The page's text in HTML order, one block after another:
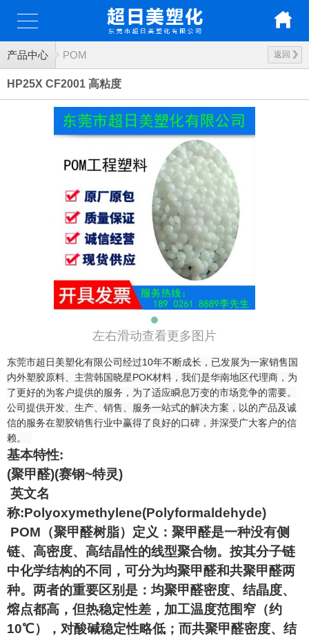
产品中心 返回
POM
HP25X CF2001 高粘度
左右滑动查看更多图片
东莞市超日美塑化有限公司经过10年不断成长，已发展为一家销售国
内外塑胶原料、主营韩国晓星POK材料，我们是华南地区代理商，为
了更好的为客户提供的服务，为了适应瞬息万变的市场竞争的需要。
公司提供开发、生产、销售、服务一站式的解决方案，以的产品及诚
信的服务在塑胶销售行业中赢得了良好的口碑，并深受广大客户的信
赖。
基本特性:
(聚甲醛)(赛钢~特灵)
英文名
称:Polyoxymethylene(Polyformaldehyde)
POM（聚甲醛树脂）定义：聚甲醛是一种没有侧
链、高密度、高结晶性的线型聚合物。按其分子链
中化学结构的不同，可分为均聚甲醛和共聚甲醛两
种。两者的重要区别是：均聚甲醛密度、结晶度、
熔点都高，但热稳定性差，加工温度范围窄（约
10℃），对酸碱稳定性略低；而共聚甲醛密度、结